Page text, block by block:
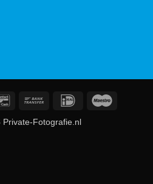
BancontactBank
IDeal
Fotografie.nl